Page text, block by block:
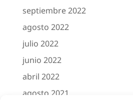
septiembre 2022
agosto 2022
julio 2022
junio 2022
abril 2022
agosto 2021